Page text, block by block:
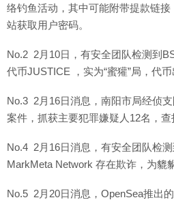
络钓鱼活动，其中可能附带提款链
站获取用户密码。
No.2 2月10日，有安全团队检测到
代币JUSTICE ，实为“蜜獾”局，代币
No.3 2月16日消息，南阳市局经侦
案件，抓获主要犯罪嫌疑人12名，查
No.4 2月16日消息，有安全团队检
MarkMeta Network 存在欺诈，为貔
No.5 2月20日消息，OpenSea推出